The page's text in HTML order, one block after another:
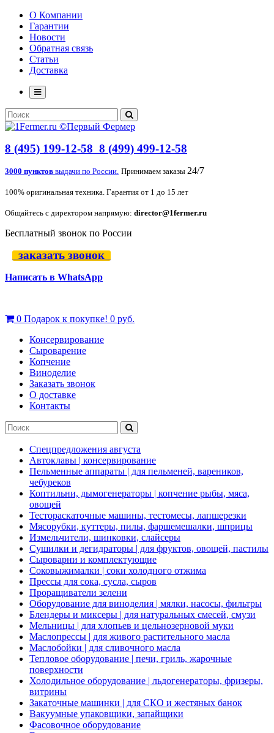
О Компании
Гарантии
Новости
Обратная связь
Статьи
Доставка
8 (495) 199-12-58 8 (499) 499-12-58
3000 пунктов выдачи по России. Принимаем заказы 24/7
100% оригинальная техника. Гарантия от 1 до 15 лет
Общайтесь с директором напрямую: director@1fermer.ru
Бесплатный звонок по России
заказать звонок
Написать в WhatsApp
0 Подарок к покупке! 0 руб.
Консервирование
Сыроварение
Копчение
Виноделие
Заказать звонок
О доставке
Контакты
Спецпредложения августа
Автоклавы | консервирование
Пельменные аппараты | для пельменей, вареников,
чебуреков
Коптильни, дымогенераторы | копчение рыбы, мяса,
овощей
Тестораскаточные машины, тестомесы, лапшерезки
Мясорубки, куттеры, пилы, фаршемешалки, шприцы
Измельчители, шинковки, слайсеры
Сушилки и дегидраторы | для фруктов, овощей, пастилы
Сыроварни и комплектующие
Соковыжималки | соки холодного отжима
Прессы для сока, сусла, сыров
Проращиватели зелени
Оборудование для виноделия | мялки, насосы, фильтры
Блендеры и миксеры | для натуральных смесей, смузи
Мельницы | для хлопьев и цельнозерновой муки
Маслопрессы | для живого растительного масла
Маслобойки | для сливочного масла
Тепловое оборудование | печи, гриль, жарочные
поверхности
Холодильное оборудование | льдогенераторы, фризеры,
витрины
Закаточные машинки | для СКО и жестяных банок
Вакуумные упаковщики, запайщики
Фасовочное оборудование